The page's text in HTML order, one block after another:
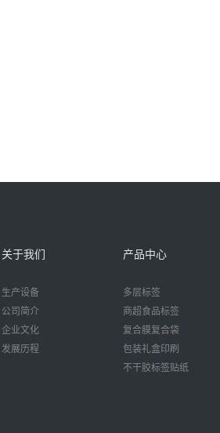
关于我们
生产设备
公司简介
企业文化
发展历程
产品中心
多层标签
商超食品标签
复合膜复合袋
包装礼盒印刷
不干胶标签贴纸